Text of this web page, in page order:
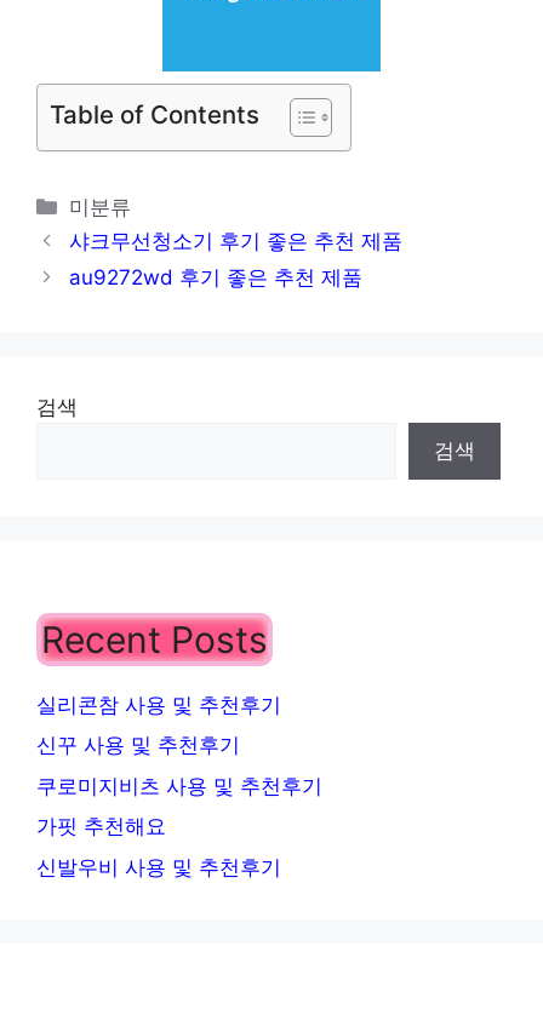
Table of Contents
카
테
미분류
샤크무선청소기 후기 좋은 추천 제품
au9272wd 후기 좋은 추천 제품
검색
검색
Recent Posts
실리콘참 사용 및 추천후기
신꾸 사용 및 추천후기
쿠로미지비츠 사용 및 추천후기
가핏 추천해요
신발우비 사용 및 추천후기